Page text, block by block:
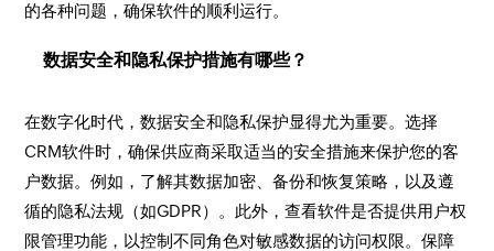
的各种问题，确保软件的顺利运行。
数据安全和隐私保护措施有哪些？
在数字化时代，数据安全和隐私保护显得尤为重要。选择
CRM软件时，确保供应商采取适当的安全措施来保护您的客
户数据。例如，了解其数据加密、备份和恢复策略，以及遵
循的隐私法规（如GDPR）。此外，查看软件是否提供用户权
限管理功能，以控制不同角色对敏感数据的访问权限。保障